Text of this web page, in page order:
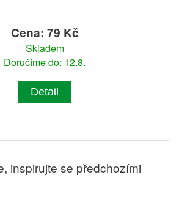
Cena: 79 Kč
Skladem
Doručíme do: 12.8.
Detail
inspirujte se předchozími